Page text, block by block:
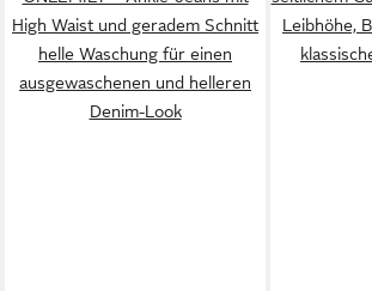
High Waist und geradem Schnitt
helle Waschung für einen
ausgewaschenen und helleren
Denim-Look
Leibhöhe,